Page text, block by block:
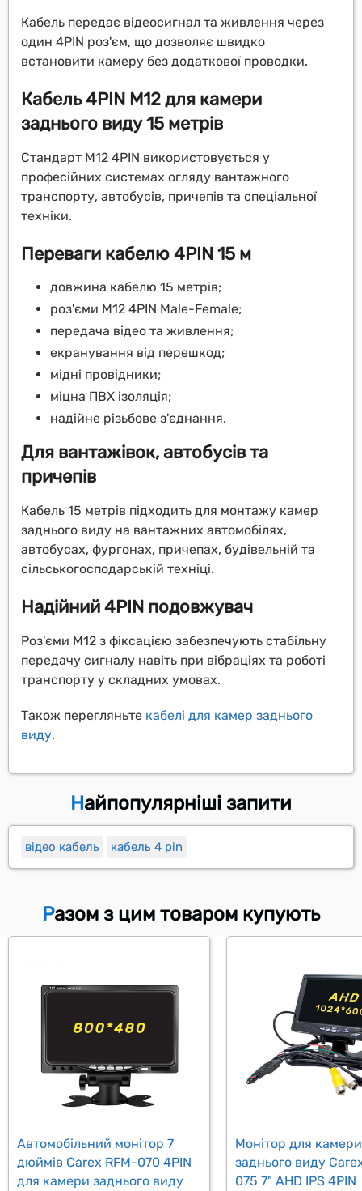
Кабель передає відеосигнал та живлення через
один 4PIN роз'єм, що дозволяє швидко
встановити камеру без додаткової проводки.
Кабель 4PIN M12 для камери
заднього виду 15 метрів
Стандарт M12 4PIN використовується у
професійних системах огляду вантажного
транспорту, автобусів, причепів та спеціальної
техніки.
Переваги кабелю 4PIN 15 м
довжина кабелю 15 метрів;
роз'єми M12 4PIN Male-Female;
передача відео та живлення;
екранування від перешкод;
мідні провідники;
міцна ПВХ ізоляція;
надійне різьбове з'єднання.
Для вантажівок, автобусів та
причепів
Кабель 15 метрів підходить для монтажу камер
заднього виду на вантажних автомобілях,
автобусах, фургонах, причепах, будівельній та
сільськогосподарській техніці.
Надійний 4PIN подовжувач
Роз'єми M12 з фіксацією забезпечують стабільну
передачу сигналу навіть при вібраціях та роботі
транспорту у складних умовах.
Також перегляньте кабелі для камер заднього
виду.
Найпопулярніші запити
відео кабель кабель 4 pin
Разом з цим товаром купують
Автомобільний монітор 7
дюймів Carex RFM-070 4PIN
для камери заднього виду
Монітор для камери
заднього виду
075 7" AHD IPS 4PIN